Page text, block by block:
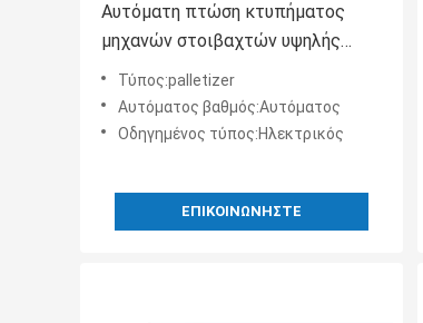
Αυτόματη πτώση κτυπήματος
μηχανών στοιβαχτών υψηλής
ταχύτητας για το έγγραφο που
περνά κλωστή στη μηχανή
1700mm
Τύπος:palletizer
Αυτόματος βαθμός:Αυτόματος
Οδηγημένος τύπος:Ηλεκτρικός
ΕΠΙΚΟΙΝΩΝΉΣΤΕ